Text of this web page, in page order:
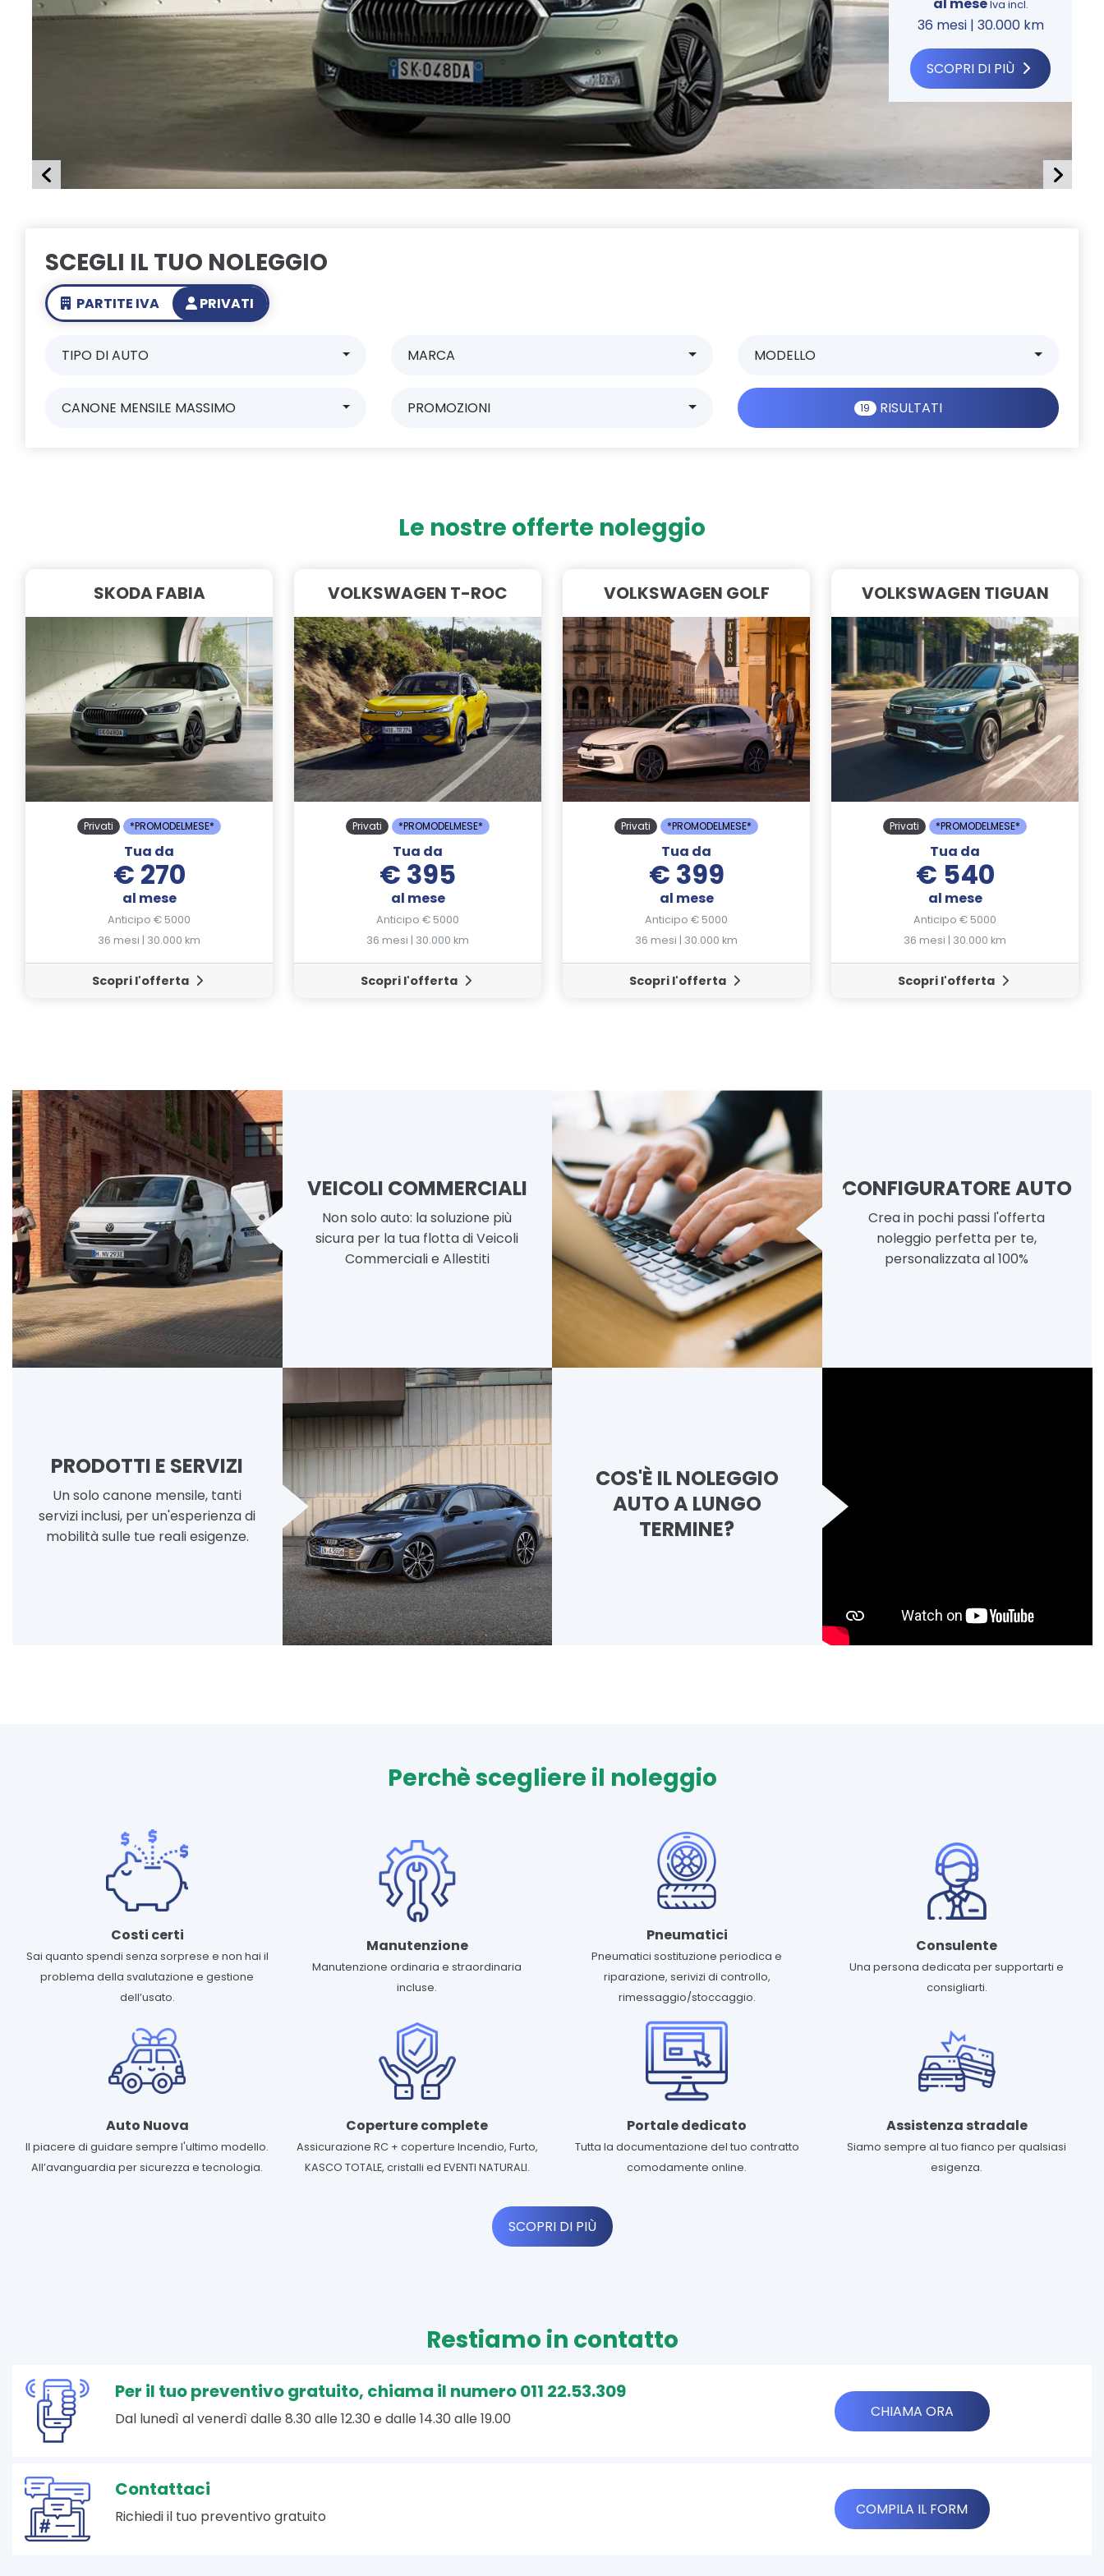
Iva incl.
36 mesi | 30.000 km
SCOPRI DI PIÙ
SCEGLI IL TUO NOLEGGIO
PARTITE IVA PRIVATI
TIPO DI AUTO MARCA MODELLO
CANONE MENSILE MASSIMO PROMOZIONI 19 RISULTATI
Le nostre offerte noleggio
SKODA FABIA
Privati *PROMODELMESE*
Tua da
€ 270
al mese
Anticipo € 5000
36 mesi | 30.000 km
Scopri l'offerta
VOLKSWAGEN T-ROC
Privati *PROMODELMESE*
Tua da
€ 395
al mese
Anticipo € 5000
36 mesi | 30.000 km
Scopri l'offerta
VOLKSWAGEN GOLF
Privati *PROMODELMESE*
Tua da
€ 399
al mese
Anticipo € 5000
36 mesi | 30.000 km
Scopri l'offerta
VOLKSWAGEN TIGUAN
Privati *PROMODELMESE*
Tua da
€ 540
al mese
Anticipo € 5000
36 mesi | 30.000 km
Scopri l'offerta
VEICOLI COMMERCIALI
Non solo auto: la soluzione più
sicura per la tua flotta di Veicoli
Commerciali e Allestiti
CONFIGURATORE AUTO
Crea in pochi passi l'offerta
noleggio perfetta per te,
personalizzata al 100%
PRODOTTI E SERVIZI
Un solo canone mensile, tanti
servizi inclusi, per un'esperienza di
mobilità sulle tue reali esigenze.
COS'È IL NOLEGGIO
AUTO A LUNGO
TERMINE?
Perchè scegliere il noleggio
Costi certi
Sai quanto spendi senza sorprese e non hai il
problema della svalutazione e gestione
dell’usato.
Manutenzione
Manutenzione ordinaria e straordinaria
incluse.
Pneumatici
Pneumatici sostituzione periodica e
riparazione, serivizi di controllo,
rimessaggio/stoccaggio.
Consulente
Una persona dedicata per supportarti e
consigliarti.
Auto Nuova
Il piacere di guidare sempre l'ultimo modello.
All’avanguardia per sicurezza e tecnologia.
Coperture complete
Assicurazione RC + coperture Incendio, Furto,
KASCO TOTALE, cristalli ed EVENTI NATURALI.
Portale dedicato
Tutta la documentazione del tuo contratto
comodamente online.
Assistenza stradale
Siamo sempre al tuo fianco per qualsiasi
esigenza.
SCOPRI DI PIÙ
Restiamo in contatto
Per il tuo preventivo gratuito, chiama il numero 011 22.53.309
Dal lunedì al venerdì dalle 8.30 alle 12.30 e dalle 14.30 alle 19.00 CHIAMA ORA
Contattaci
Richiedi il tuo preventivo gratuito COMPILA IL FORM